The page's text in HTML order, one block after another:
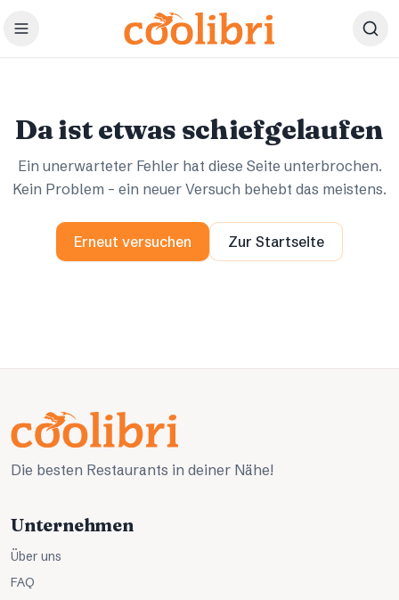
Zum Hauptinhalt springen
Da ist etwas schiefgelaufen
Ein unerwarteter Fehler hat diese Seite unterbrochen.
Kein Problem – ein neuer Versuch behebt das meistens.
Erneut versuchen Zur Startseite
Die besten Restaurants in deiner Nähe!
Unternehmen
Über uns
FAQ